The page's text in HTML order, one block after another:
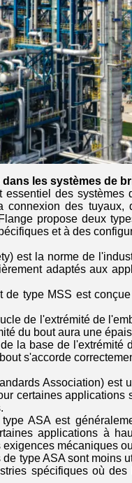
dans les systèmes de
essentiel des
des
propose deux
et à des
est la norme de
adaptés aux
de type MSS est
de l'extrémité de
du bout aura une
la base de
s'accorde
Association)
certaines
ASA est
applications à
mécaniques
type ASA sont
spécifiques où